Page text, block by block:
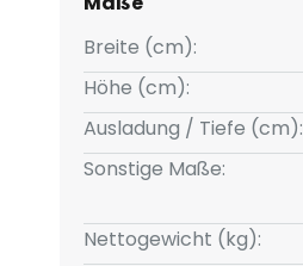
Breite (cm):
Höhe (cm):
Ausladung / Tiefe (cm):
Sonstige Maße:
Nettogewicht (kg):